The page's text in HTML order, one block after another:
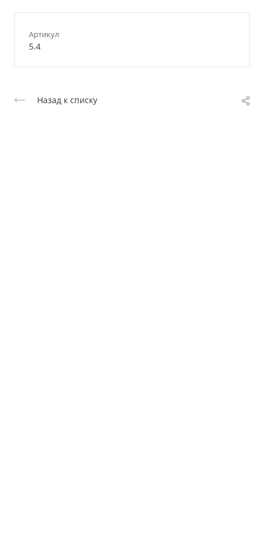
Артикул
5.4
Назад к списку